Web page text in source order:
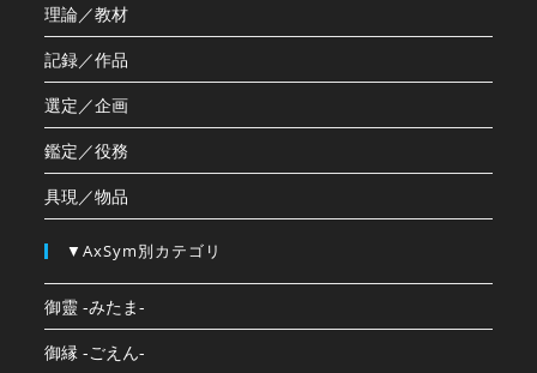
理論／教材
記録／作品
選定／企画
鑑定／役務
具現／物品
▼AxSym別カテゴリ
御靈 -みたま-
御縁 -ごえん-